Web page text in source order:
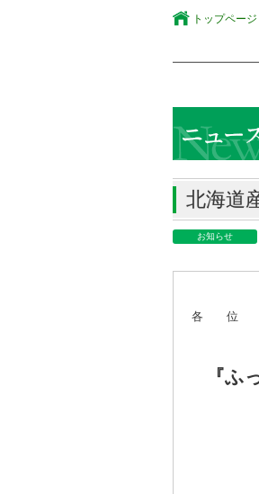
トップページ
北海道
お知らせ
各 位
『ふ